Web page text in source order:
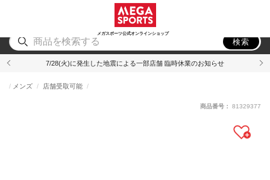
メガスポーツ公式オンラインショップ
アウトドア
検索
7/28(火)に発生した地震による一部店舗 臨時休業のお知らせ
メンズ 店舗受取可能
商品番号： 81329377